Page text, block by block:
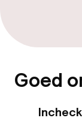
Hot tub
Goed